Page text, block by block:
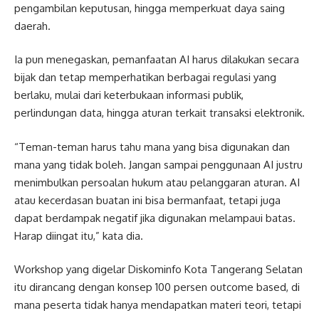
pengambilan keputusan, hingga memperkuat daya saing
daerah.
Ia pun menegaskan, pemanfaatan AI harus dilakukan secara
bijak dan tetap memperhatikan berbagai regulasi yang
berlaku, mulai dari keterbukaan informasi publik,
perlindungan data, hingga aturan terkait transaksi elektronik.
“Teman-teman harus tahu mana yang bisa digunakan dan
mana yang tidak boleh. Jangan sampai penggunaan AI justru
menimbulkan persoalan hukum atau pelanggaran aturan. AI
atau kecerdasan buatan ini bisa bermanfaat, tetapi juga
dapat berdampak negatif jika digunakan melampaui batas.
Harap diingat itu,” kata dia.
Workshop yang digelar Diskominfo Kota Tangerang Selatan
itu dirancang dengan konsep 100 persen outcome based, di
mana peserta tidak hanya mendapatkan materi teori, tetapi